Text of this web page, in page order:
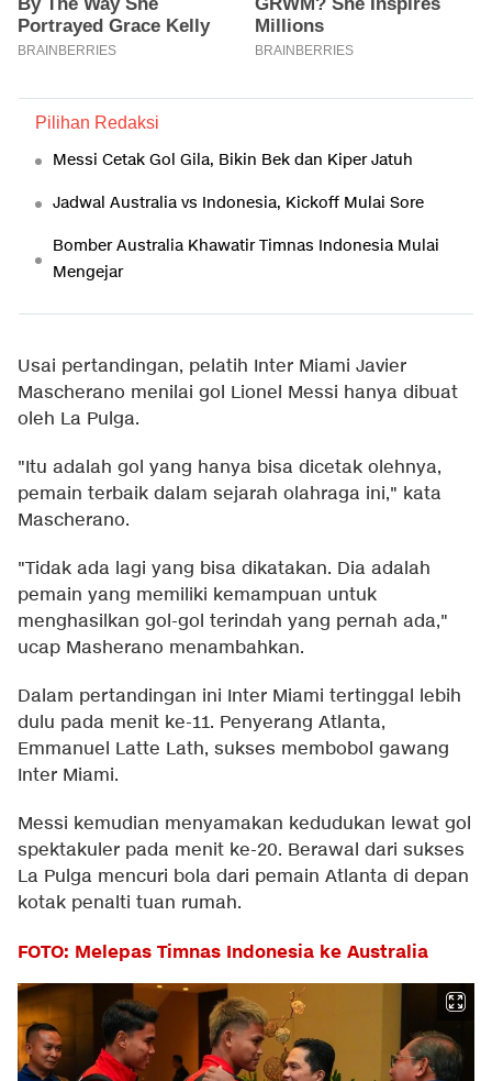
Pilihan Redaksi
Messi Cetak Gol Gila, Bikin Bek dan Kiper Jatuh
Jadwal Australia vs Indonesia, Kickoff Mulai Sore
Bomber Australia Khawatir Timnas Indonesia Mulai
Mengejar
Usai pertandingan, pelatih Inter Miami Javier
Mascherano menilai gol Lionel Messi hanya dibuat
oleh La Pulga.
"Itu adalah gol yang hanya bisa dicetak olehnya,
pemain terbaik dalam sejarah olahraga ini," kata
Mascherano.
"Tidak ada lagi yang bisa dikatakan. Dia adalah
pemain yang memiliki kemampuan untuk
menghasilkan gol-gol terindah yang pernah ada,"
ucap Masherano menambahkan.
Dalam pertandingan ini Inter Miami tertinggal lebih
dulu pada menit ke-11. Penyerang Atlanta,
Emmanuel Latte Lath, sukses membobol gawang
Inter Miami.
Messi kemudian menyamakan kedudukan lewat gol
spektakuler pada menit ke-20. Berawal dari sukses
La Pulga mencuri bola dari pemain Atlanta di depan
kotak penalti tuan rumah.
FOTO: Melepas Timnas Indonesia ke Australia